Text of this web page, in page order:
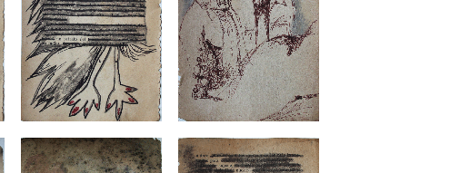
2012, auf
Buchseite,
19,5 X 12cm
2012, auf
Buchseite,
19,5 X 12cm